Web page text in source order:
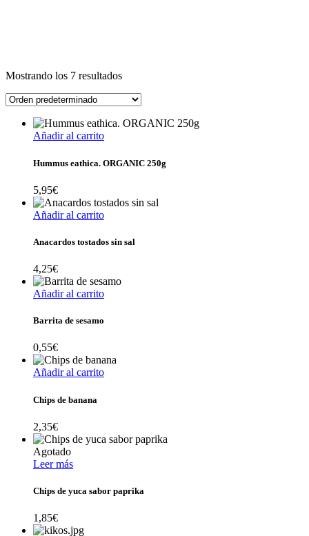
Mostrando los 7 resultados
Añadir al carrito
Hummus eathica. ORGANIC 250g
5,95€
Añadir al carrito
Anacardos tostados sin sal
4,25€
Añadir al carrito
Barrita de sesamo
0,55€
Añadir al carrito
Chips de banana
2,35€
Agotado
Leer más
Chips de yuca sabor paprika
1,85€